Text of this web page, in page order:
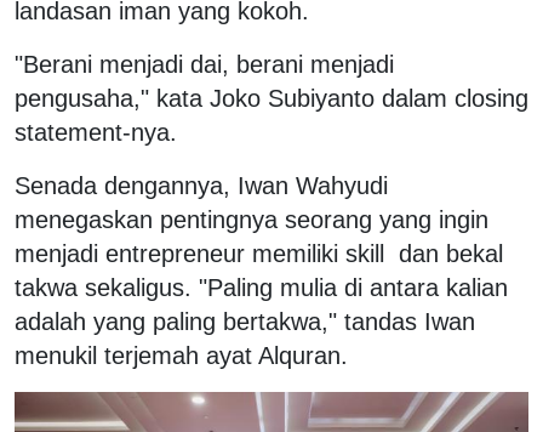
landasan iman yang kokoh.
"Berani menjadi dai, berani menjadi
pengusaha," kata Joko Subiyanto dalam closing
statement-nya.
Senada dengannya, Iwan Wahyudi
menegaskan pentingnya seorang yang ingin
menjadi entrepreneur memiliki skill dan bekal
takwa sekaligus. "Paling mulia di antara kalian
adalah yang paling bertakwa," tandas Iwan
menukil terjemah ayat Alquran.